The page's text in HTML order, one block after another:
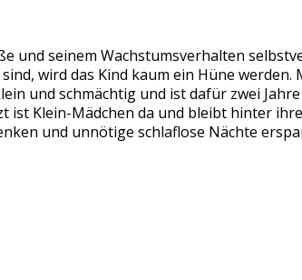
und seinem Wachstumsverhalten
wird das Kind kaum ein Hüne
und schmächtig und ist dafür zwei
ist Klein-Mädchen da und bleibt hinter
und unnötige schlaflose Nächte